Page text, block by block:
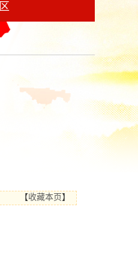
【收藏本页 】